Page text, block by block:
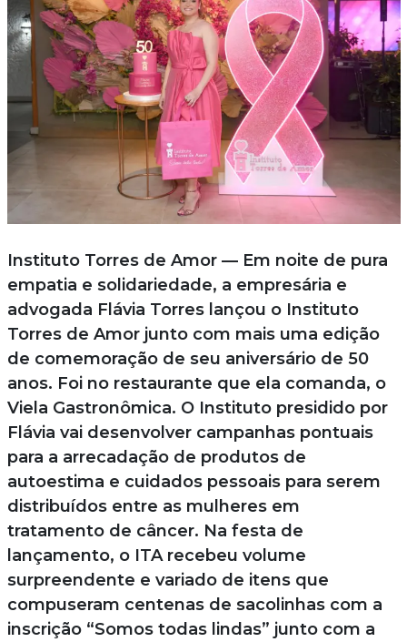
Instituto Torres de Amor — Em noite de pura
empatia e solidariedade, a empresária e
advogada Flávia Torres lançou o Instituto
Torres de Amor junto com mais uma edição
de comemoração de seu aniversário de 50
anos. Foi no restaurante que ela comanda, o
Viela Gastronômica. O Instituto presidido por
Flávia vai desenvolver campanhas pontuais
para a arrecadação de produtos de
autoestima e cuidados pessoais para serem
distribuídos entre as mulheres em
tratamento de câncer. Na festa de
lançamento, o ITA recebeu volume
surpreendente e variado de itens que
compuseram centenas de sacolinhas com a
inscrição “Somos todas lindas” junto com a